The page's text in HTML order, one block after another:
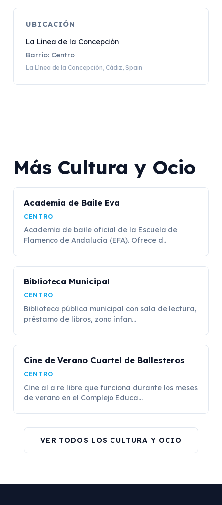
UBICACIÓN
La Línea de la Concepción
Barrio: Centro
La Línea de la Concepción, Cádiz, Spain
Más Cultura y Ocio
Academia de Baile Eva
CENTRO
Academia de baile oficial de la Escuela de
Flamenco de Andalucía (EFA). Ofrece d...
Biblioteca Municipal
CENTRO
Biblioteca pública municipal con sala de lectura,
préstamo de libros, zona infan...
Cine de Verano Cuartel de Ballesteros
CENTRO
Cine al aire libre que funciona durante los meses
de verano en el Complejo Educa...
VER TODOS LOS CULTURA Y OCIO